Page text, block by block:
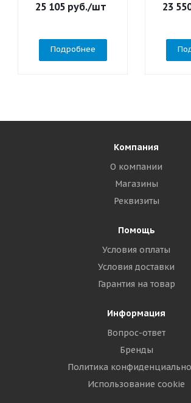
25 105 руб./шт
Подробнее
23
Компания
О компании
Магазины
Реквизиты
Помощь
Условия оплаты
Условия доставки
Гарантия на товар
Информация
Вопрос-ответ
Бренды
Политика
Использование cookie